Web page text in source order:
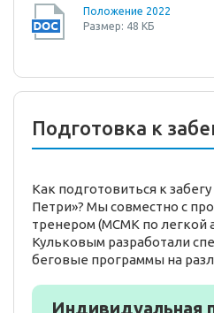
Положение 2022
Размер: 48 КБ
Подготовка к
Как подготовиться к
Петри»? Мы совместно с
тренером (МСМК по легкой
Кульковым разработали
беговые программы на
Индивидуальная